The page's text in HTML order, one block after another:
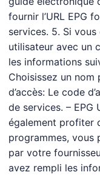
fournir l’URL EPG
services. 5. Si
utilisateur avec un
les informations
Choisissez un nom
d’accès: Le code
de services. – EPG
également profiter
programmes, vous
par votre
avez rempli les